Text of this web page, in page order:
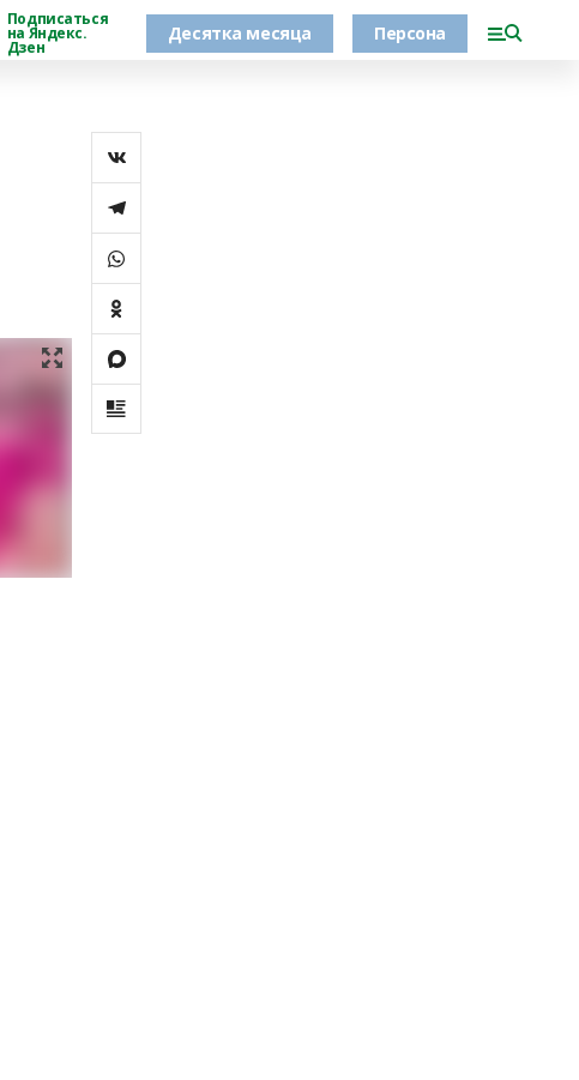
Подписаться
на Яндекс.
Дзен
Десятка месяца Персона